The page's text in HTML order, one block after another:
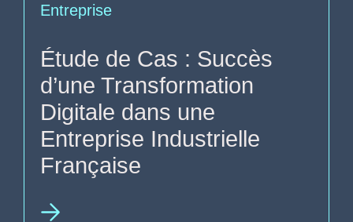
Entreprise
Étude de Cas : Succès
d’une Transformation
Digitale dans une
Entreprise Industrielle
Française